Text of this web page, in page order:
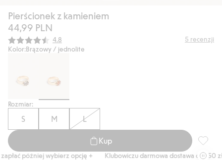
Pierścionek z kamieniem
44,99 PLN
Średnia ocena:
4.8 5 recenzji
Kolor:Brązowy / jednolite
Rozmiar:
S M L
Kup
później wybierz opcję +
Klubowiczu darmowa dostawa od 150 zł